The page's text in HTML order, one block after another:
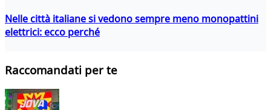
Nelle città italiane si vedono sempre meno monopattini
elettrici: ecco perché
Raccomandati per te